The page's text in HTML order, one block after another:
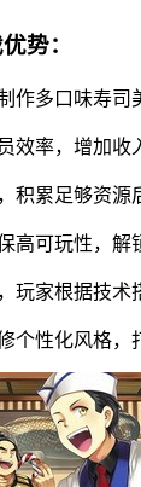
势：
作多口味寿司
效率，增加收
积累足够资源
高可玩性，解
玩家根据技术
个性化风格，